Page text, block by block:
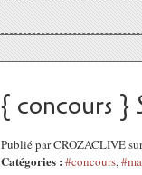
{ concours }
Publié par CROZACLIVE
Catégories : #concours,